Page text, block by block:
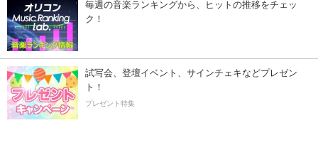
毎週の音楽ランキングから、ヒットの推移をチェッ
ク！
試写会、登壇イベント、サインチェキなどプレゼン
ト！
プレゼント特集